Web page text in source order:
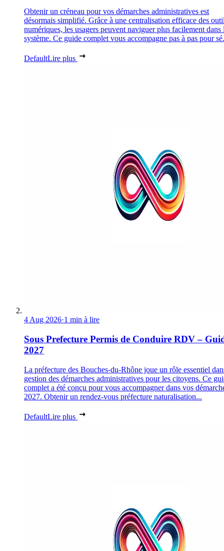
Obtenir un créneau pour vos démarches administratives est
désormais simplifié. Grâce à une centralisation efficace des
numériques, les usagers peuvent naviguer plus facilement dans
système. Ce guide complet vous accompagne pas à pas pour
DefaultLire plus
4 Aug 2026·1 min à lire
Sous Prefecture Permis de Conduire RDV –
2027
La préfecture des Bouches-du-Rhône joue un rôle essentiel
gestion des démarches administratives pour les citoyens. Ce
complet a été conçu pour vous accompagner dans vos
2027. Obtenir un rendez-vous préfecture naturalisation...
DefaultLire plus